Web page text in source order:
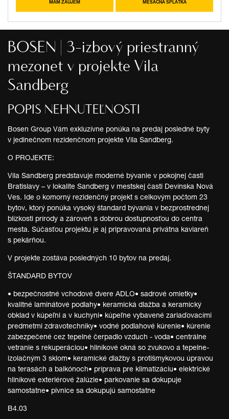
MÁM ZÁUJEM MESAČNÁ SPLÁTKA
BOSEN | 3-izbový priestranný
mezonet v projekte Vila
Sandberg
POPIS NEHNUTEĽNOSTI
Bosen Group Vám exkluzívne ponúka na predaj posledné byty
v jedinečnom rezidenčnom projekte Vila Sandberg.
O PROJEKTE:
Vila Sandberg predstavuje moderné bývanie v pokojnej časti
Bratislavy – v lokalite Sandberg v mestskej časti Devínska Nová
Ves. Ide o komorný rezidenčný projekt s celkovým počtom 23
bytov, ktorý ponúka vysoký štandard bývania v bezprostrednej
blízkosti prírody a zároveň s dobrou dostupnosťou do centra
mesta. Súčasťou projektu je aj pripravovaná privátna kaviareň
s pekárňou.
V projekte zostáva posledných 10 bytov na predaj.
ŠTANDARD BYTOV
• bezpečnostné vchodové dvere ADLO• sadrové omietky•
kvalitné laminátové podlahy• keramická dlažba a keramický
obklad v kúpeľni a v kuchyni• kúpeľne vybavené zariaďovacími
predmetmi zdravotechniky• vodné podlahové kúrenie• kúrenie
zabezpečené cez tepelné čerpadlo vzduch - voda• centrálne
vetranie s rekuperáciou• hliníkové okná so zvukovo a tepelne-
izolačným 3 sklom• keramické dlažby s protišmykovou úpravou
na terasách a balkónoch• príprava pre klimatizáciu• elektrické
hliníkové exteriérové žalúzie• parkovanie sa dokupuje
samostatne• pivnice sa dokupujú samostatne
B4.03